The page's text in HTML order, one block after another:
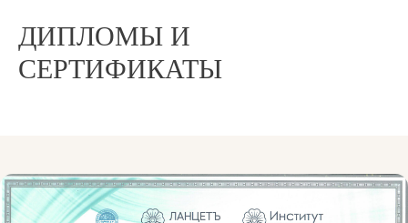
ДИПЛОМЫ И
СЕРТИФИКАТЫ